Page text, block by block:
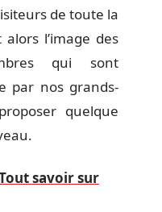
de toute la
alors l’image des
qui sont
par nos grands-
quelque
savoir sur